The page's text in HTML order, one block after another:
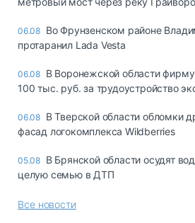
06.08 Во Фрунзенском районе
протаранил Lada Vesta
06.08 В Воронежской области
100 тыс. руб. за трудоустройство
06.08 В Тверской области обломки
фасад логокомплекса Wildberries
05.08 В Брянской области осудят
целую семью в ДТП
Все новости